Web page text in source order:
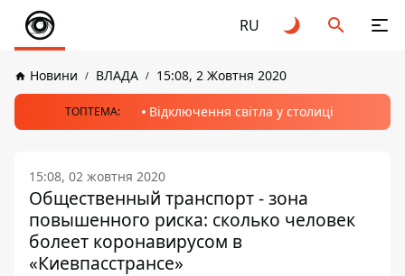
RU
Новини ВЛАДА 15:08, 2 Жовтня 2020
ТОПТЕМА: Відключення світла у столиці
15:08, 02 жовтня 2020
Общественный транспорт - зона
повышенного риска: сколько человек
болеет коронавирусом в
«Киевпасстрансе»